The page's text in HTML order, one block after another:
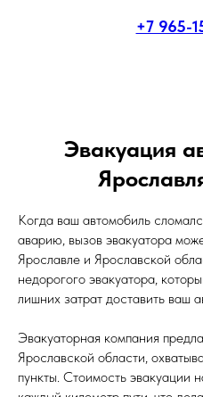
+7 965-
Эвакуация
Когда ваш автомобиль
аварию, вызов эвакуатора
Ярославле и Ярославской
недорогого эвакуатора,
лишних затрат доставить ваш
Эвакуаторная компания
Ярославской области,
пункты. Стоимость эвакуации